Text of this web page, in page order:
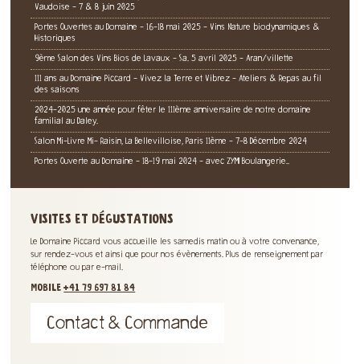
Vaudoise - 7 & 8 juin 2025
Portes Ouvertes au Domaine - 16-18 mai 2025 - Vins Nature biodynamiques &
Historiques
9ème Salon des Vins Bios de Lavaux - Sa. 5 avril 2025 - Aran/villette
111 ans au Domaine Piccard - Vivez la Terre et Vibrez - Ateliers & Repas au fil
des saisons
2024-2025 une année pour fêter le 111ème anniversaire de notre domaine
familial au Daley.
Salon Mi-Livre Mi- Raisin, La Bellevilloise, Paris 11ème - 7-8 Décembre 2024
Portes Ouverte au Domaine - 18-19 mai 2024 - avec ZYMI Boulangerie..
VISITES ET DÉGUSTATIONS
Le Domaine Piccard vous accueille les samedis matin ou à votre convenance,
sur rendez-vous et ainsi que pour nos évènements. Plus de renseignement par
téléphone ou par e-mail.
MOBILE+41 79 697 81 84
Contact & Commande